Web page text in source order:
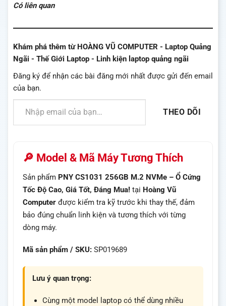
Có liên quan
Khám phá thêm từ HOÀNG VŨ COMPUTER - Laptop Quảng
Ngãi - Thế Giới Laptop - Linh kiện laptop quảng ngãi
Đăng ký để nhận các bài đăng mới nhất được gửi đến email
của bạn.
Nhập email của bạn…
THEO DÕI
🔎 Model & Mã Máy Tương Thích
Sản phẩm PNY CS1031 256GB M.2 NVMe – Ổ Cứng
Tốc Độ Cao, Giá Tốt, Đáng Mua! tại Hoàng Vũ
Computer được kiểm tra kỹ trước khi thay thế, đảm
bảo đúng chuẩn linh kiện và tương thích với từng
dòng máy.
Mã sản phẩm / SKU: SP019689
Lưu ý quan trọng:
Cùng một model laptop có thể dùng nhiều